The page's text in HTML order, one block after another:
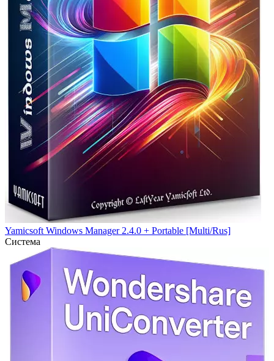
Yamicsoft Windows Manager 2.4.0 + Portable [Multi/Rus]
Система